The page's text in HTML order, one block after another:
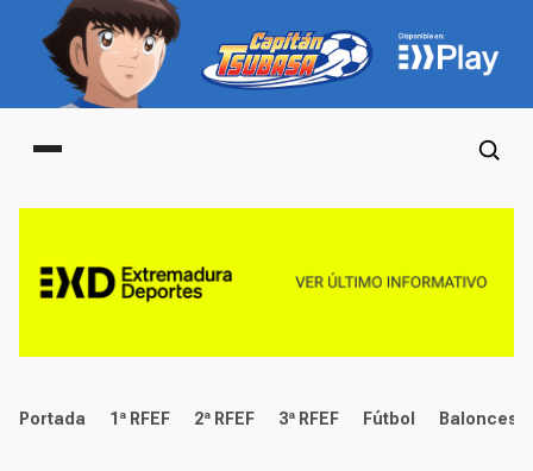
Main menu
deportes
Portada 1ª RFEF 2ª RFEF 3ª RFEF Fútbol Baloncesto